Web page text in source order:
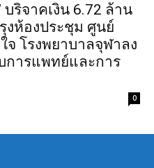
ริจาคเงิน 6.72 ล้าน
ห้องประชุม ศูนย์
จ โรงพยาบาลจุฬาลง
การแพทย์และการ
0